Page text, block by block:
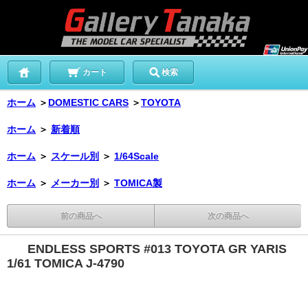
カート 検索
ホーム ＞ DOMESTIC CARS ＞TOYOTA
ホーム ＞ 新着順
ホーム ＞ スケール別 ＞ 1/64Scale
ホーム ＞ メーカー別 ＞ TOMICA製
前の商品へ 次の商品へ
ENDLESS SPORTS #013 TOYOTA GR YARIS
1/61 TOMICA J-4790